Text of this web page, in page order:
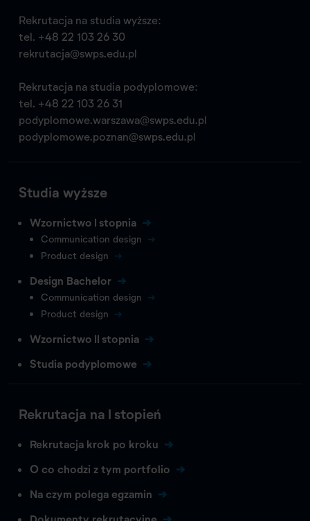
Rekrutacja na studia wyższe:
tel. +48 22 103 26 30
rekrutacja@swps.edu.pl
Rekrutacja na studia podyplomowe:
tel. +48 22 103 26 31
podyplomowe.warszawa@swps.edu.pl
podyplomowe.poznan@swps.edu.pl
Studia wyższe
Wzornictwo I stopnia
Communication design
Product design
Design Bachelor
Communication design
Product design
Wzornictwo II stopnia
Studia podyplomowe
Rekrutacja na I stopień
Rekrutacja krok po kroku
O co chodzi z tym portfolio
Na czym polega egzamin